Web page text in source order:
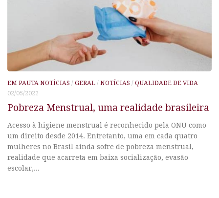
EM PAUTA NOTÍCIAS / GERAL / NOTÍCIAS / QUALIDADE DE VIDA
02/05/2022
Pobreza Menstrual, uma realidade brasileira
Acesso à higiene menstrual é reconhecido pela ONU como
um direito desde 2014. Entretanto, uma em cada quatro
mulheres no Brasil ainda sofre de pobreza menstrual,
realidade que acarreta em baixa socialização, evasão
escolar,...